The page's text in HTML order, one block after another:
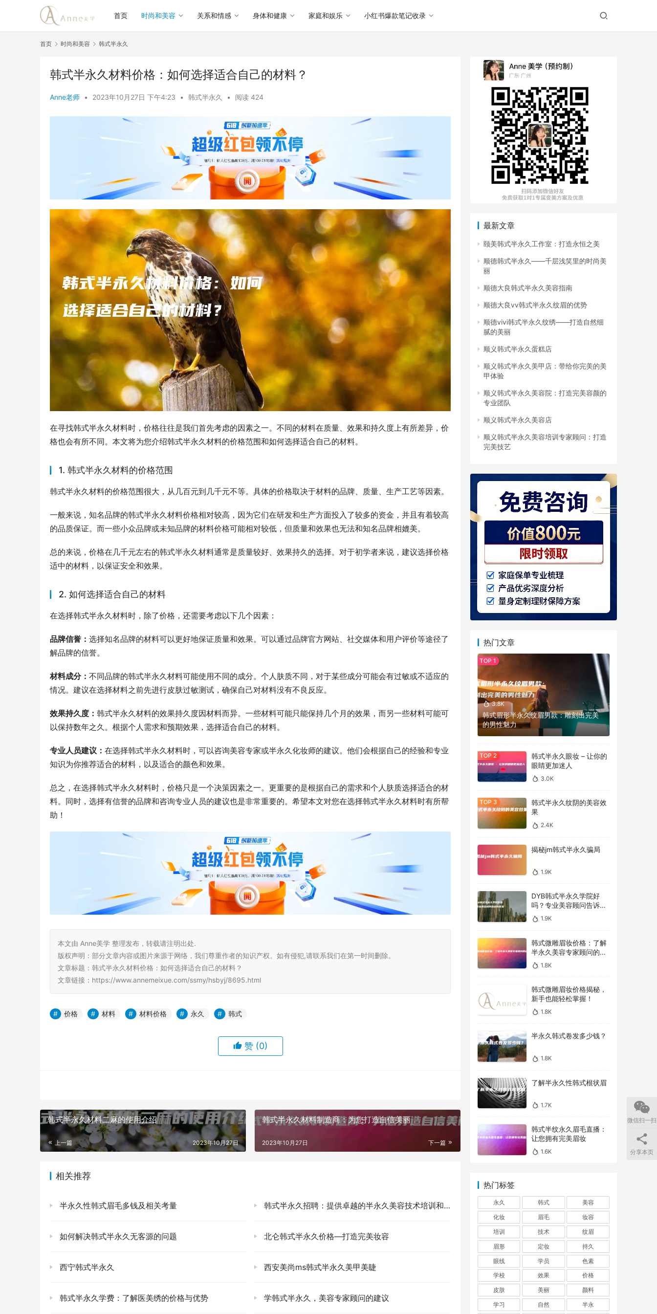
首页 时尚和美容 关系和情感 身体和健康 家庭和娱乐 小红书爆款笔记收录
首页 时尚和美容 韩式半永久
韩式半永久材料价格：如何选择适合自己的材料？
Anne老师 • 2023年10月27日 下午4:23 • 韩式半永久 • 阅读 424
在寻找韩式半永久材料时，价格往往是我们首先考虑的因素之一。不同的材料在质量、效果和持久度上有所差异，价
格也会有所不同。本文将为您介绍韩式半永久材料的价格范围和如何选择适合自己的材料。
1. 韩式半永久材料的价格范围
韩式半永久材料的价格范围很大，从几百元到几千元不等。具体的价格取决于材料的品牌、质量、生产工艺等因素。
一般来说，知名品牌的韩式半永久材料价格相对较高，因为它们在研发和生产方面投入了较多的资金，并且有着较高
的品质保证。而一些小众品牌或未知品牌的材料价格可能相对较低，但质量和效果也无法和知名品牌相媲美。
总的来说，价格在几千元左右的韩式半永久材料通常是质量较好、效果持久的选择。对于初学者来说，建议选择价格
适中的材料，以保证安全和效果。
2. 如何选择适合自己的材料
在选择韩式半永久材料时，除了价格，还需要考虑以下几个因素：
品牌信誉： 选择知名品牌的材料可以更好地保证质量和效果。可以通过品牌官方网站、社交媒体和用户评价等途径了
解品牌的信誉。
材料成分： 不同品牌的韩式半永久材料可能使用不同的成分。个人肤质不同，对于某些成分可能会有过敏或不适应的
情况。建议在选择材料之前先进行皮肤过敏测试，确保自己对材料没有不良反应。
效果持久度： 韩式半永久材料的效果持久度因材料而异。一些材料可能只能保持几个月的效果，而另一些材料可能可
以保持数年之久。根据个人需求和预期效果，选择适合自己的材料。
专业人员建议： 在选择韩式半永久材料时，可以咨询美容专家或半永久化妆师的建议。他们会根据自己的经验和专业
知识为你推荐适合的材料，以及适合的颜色和效果。
总之，在选择韩式半永久材料时，价格只是一个决策因素之一。更重要的是根据自己的需求和个人肤质选择适合的材
料。同时，选择有信誉的品牌和咨询专业人员的建议也是非常重要的。希望本文对您在选择韩式半永久材料时有所帮
助！
本文由 Anne美学 整理发布，转载请注明出处.
版权声明：部分文章内容或图片来源于网络，我们尊重作者的知识产权。如有侵犯,请联系我们在第一时间删除。
文章标题：韩式半永久材料价格：如何选择适合自己的材料？
文章链接：https://www.annemeixue.com/ssmy/hsbyj/8695.html
价格 材料 材料价格 永久 韩式
赞 (0)
韩式半永久材料二麻的使用介绍
上一篇 2023年10月27日
韩式半永久材料制造商：为您打造自信美丽
下一篇
2023年10月27日
相关推荐
半永久性韩式眉毛多钱及相关考量 韩式半永久招聘：提供卓越的半永久美容技术培训和职业发展机会
如何解决韩式半永久无客源的问题 北仑韩式半永久价格—打造完美妆容
西宁韩式半永久 西安美尚ms韩式半永久美甲美睫
韩式半永久学费：了解医美绣的价格与优势 学韩式半永久，美容专家顾问的建议
最新文章
颐美韩式半永久工作室：打造永恒之美
顺德韩式半永久——千层浅笑里的时尚美
丽
顺德大良韩式半永久美容指南
顺德大良vv韩式半永久纹眉的优势
顺德vivi韩式半永久纹绣——打造自然细
腻的美丽
顺义韩式半永久蛋糕店
顺义韩式半永久美甲店：带给你完美的美
甲体验
顺义韩式半永久美容院：打造完美容颜的
专业团队
顺义韩式半永久美容店
顺义韩式半永久美容培训专家顾问：打造
完美技艺
热门文章
3.8K
韩式眉形半永久纹眉男款：雕刻出完美
的男性魅力
韩式半永久眼妆 – 让你的
眼睛更加迷人
3.0K
韩式半永久纹阴的美容效
果
2.4K
揭秘jm韩式半永久骗局
1.9K
DYB韩式半永久学院好
吗？专业美容顾问告诉你
答案！
1.9K
韩式微雕眉妆价格：了解
半永久美容专家顾问的建
议 1.8K
韩式微雕眉妆价格揭秘，
新手也能轻松掌握！
1.8K
半永久韩式卷发多少钱？
1.8K
了解半永久性韩式根状眉
1.7K
韩式半纹永久眉毛直播：
让您拥有完美眉妆
1.6K
热门标签
永久 韩式
美容
化妆
眉毛
妆容
培训
技术
纹眉
眉形
定妆
持久
眼线
学员
色素
学校
效果
价格
皮肤
美丽
颜料
学习
自然 半永
微信扫一扫
分享本页